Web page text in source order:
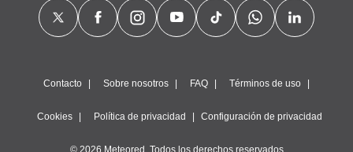
Contacto Sobre nosotros FAQ Términos de uso
Cookies Política de privacidad Configuración de privacidad
© 2026 Meteored. Todos los derechos reservados